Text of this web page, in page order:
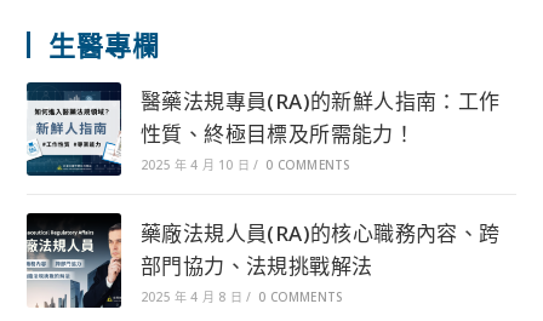
生醫專欄
醫藥法規專員(RA)的新鮮人指南：工作
性質、終極目標及所需能力！
2025 年 4 月 10 日 / 0 COMMENTS
藥廠法規人員(RA)的核心職務內容、跨
部門協力、法規挑戰解法
2025 年 4 月 8 日 / 0 COMMENTS